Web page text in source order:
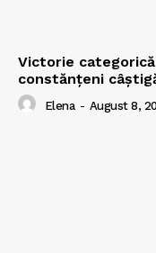
Victorie
constănțeni
Elena - August 8,